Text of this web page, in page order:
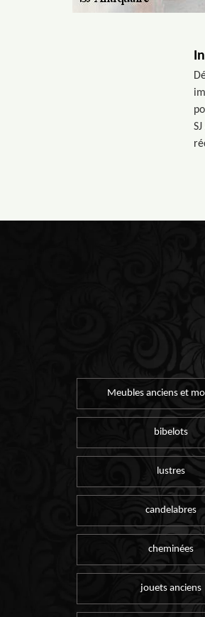
Meubles anciens et
bibelots
lustres
candelabres
cheminées
jouets anciens